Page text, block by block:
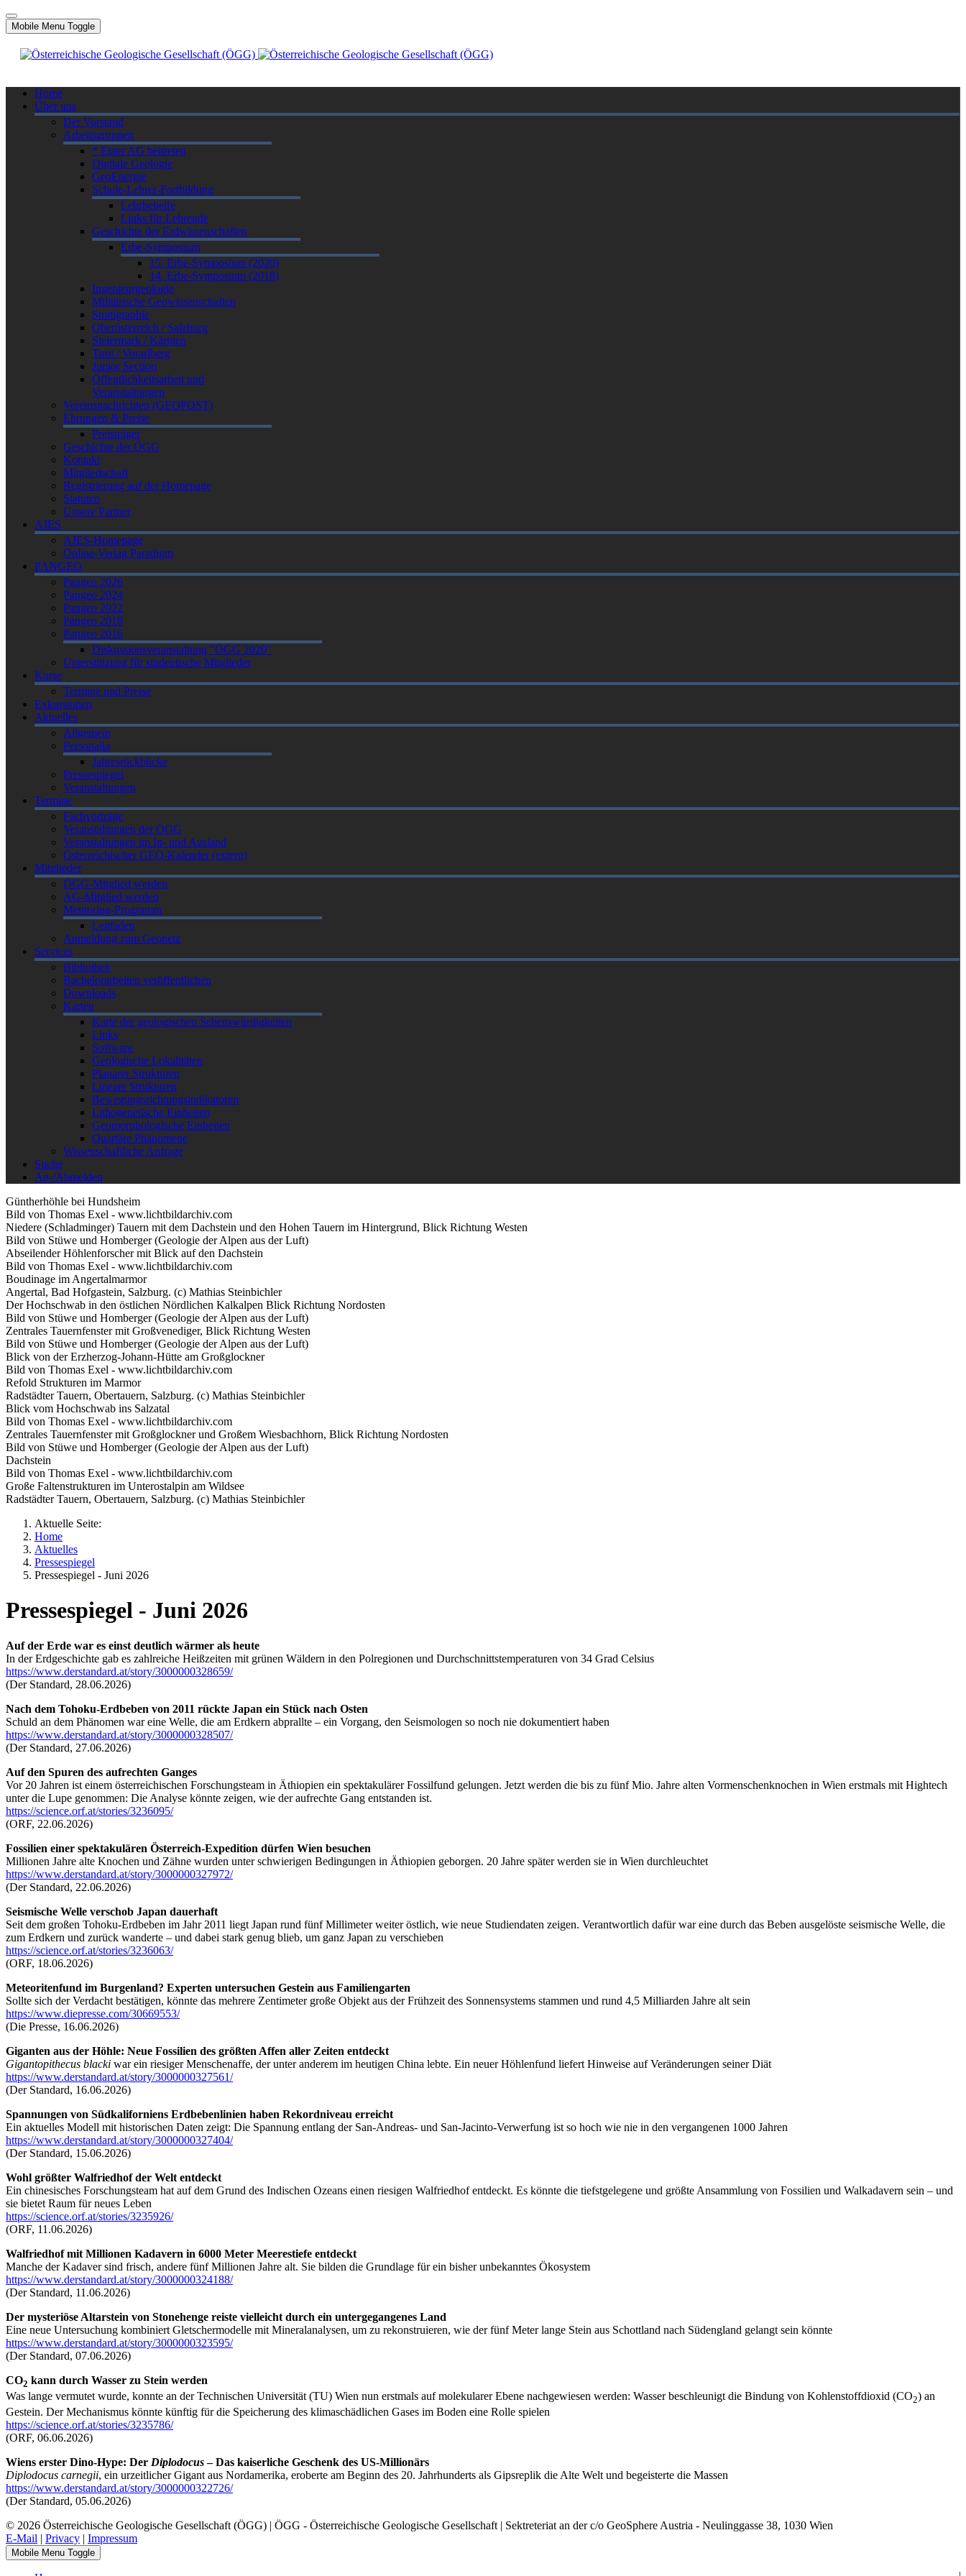
Mobile Menu Toggle
Home
Über uns
Der Vorstand
Arbeitsgruppen
* Einer AG beitreten
Digitale Geologie
GeoEnergie
Schule-Lehrer-Fortbildung
Lehrbehelfe
Links für Lehrende
Geschichte der Erdwissenschaften
Erbe-Symposium
15. Erbe-Symposium (2020)
14. Erbe-Symposium (2018)
Ingenieurgeologie
Militärische Geowissenschaften
Stratigraphie
Oberösterreich / Salzburg
Steiermark / Kärnten
Tirol / Vorarlberg
Junior Section
Öffentlichkeitsarbeit und
Veranstaltungen
Vereinsnachrichten (GEOPOST)
Ehrungen & Preise
Preisträger
Geschichte der ÖGG
Kontakt
Mitgliedschaft
Registrierung auf der Homepage
Statuten
Unsere Partner
AJES
AJES-Homepage
Online-Verlag Paradigm
PANGEO
Pangeo 2026
Pangeo 2024
Pangeo 2022
Pangeo 2018
Pangeo 2016
Diskussionsveranstaltung "ÖGG 2020"
Unterstützung für studentische Mitglieder
Kurse
Termine und Preise
Exkursionen
Aktuelles
Allgemein
Personalia
Jahresrückblicke
Pressespiegel
Veranstaltungen
Termine
Fachvorträge
Veranstaltungen der ÖGG
Veranstaltungen im In- und Ausland
Österreichischer GEO-Kalender (extern)
Mitglieder
ÖGG-Mitglied werden
AG-Mitglied werden
Mentoring-Programm
Leitfaden
Anmeldung zum Geonetz
Services
Bibliothek
Bachelorarbeiten veröffentlichen
Downloads
Karten
Karte der geologischen Sehenswürdigkeiten
Links
Software
Geologische Lokalitäten
Planarer Strukturen
Lineare Strukturen
Bewegungsrichtungsindikatoren
Lithogenetische Einheiten
Geomorphologische Einheiten
Quartäre Phänomene
Wissenschaftliche Anfrage
Suche
An-/Abmelden
Güntherhöhle bei Hundsheim
Bild von Thomas Exel - www.lichtbildarchiv.com
Niedere (Schladminger) Tauern mit dem Dachstein und den Hohen Tauern im Hintergrund, Blick Richtung Westen
Bild von Stüwe und Homberger (Geologie der Alpen aus der Luft)
Abseilender Höhlenforscher mit Blick auf den Dachstein
Bild von Thomas Exel - www.lichtbildarchiv.com
Boudinage im Angertalmarmor
Angertal, Bad Hofgastein, Salzburg. (c) Mathias Steinbichler
Der Hochschwab in den östlichen Nördlichen Kalkalpen Blick Richtung Nordosten
Bild von Stüwe und Homberger (Geologie der Alpen aus der Luft)
Zentrales Tauernfenster mit Großvenediger, Blick Richtung Westen
Bild von Stüwe und Homberger (Geologie der Alpen aus der Luft)
Blick von der Erzherzog-Johann-Hütte am Großglockner
Bild von Thomas Exel - www.lichtbildarchiv.com
Refold Strukturen im Marmor
Radstädter Tauern, Obertauern, Salzburg. (c) Mathias Steinbichler
Blick vom Hochschwab ins Salzatal
Bild von Thomas Exel - www.lichtbildarchiv.com
Zentrales Tauernfenster mit Großglockner und Großem Wiesbachhorn, Blick Richtung Nordosten
Bild von Stüwe und Homberger (Geologie der Alpen aus der Luft)
Dachstein
Bild von Thomas Exel - www.lichtbildarchiv.com
Große Faltenstrukturen im Unterostalpin am Wildsee
Radstädter Tauern, Obertauern, Salzburg. (c) Mathias Steinbichler
Aktuelle Seite:
Home
Aktuelles
Pressespiegel
Pressespiegel - Juni 2026
Pressespiegel - Juni 2026
Auf der Erde war es einst deutlich wärmer als heute
In der Erdgeschichte gab es zahlreiche Heißzeiten mit grünen Wäldern in den Polregionen und Durchschnittstemperaturen von 34 Grad Celsius
https://www.derstandard.at/story/3000000328659/
(Der Standard, 28.06.2026)
Nach dem Tohoku-Erdbeben von 2011 rückte Japan ein Stück nach Osten
Schuld an dem Phänomen war eine Welle, die am Erdkern abprallte – ein Vorgang, den Seismologen so noch nie dokumentiert haben
https://www.derstandard.at/story/3000000328507/
(Der Standard, 27.06.2026)
Auf den Spuren des aufrechten Ganges
Vor 20 Jahren ist einem österreichischen Forschungsteam in Äthiopien ein spektakulärer Fossilfund gelungen. Jetzt werden die bis zu fünf Mio. Jahre alten Vormenschenknochen in Wien erstmals mit Hightech
unter die Lupe genommen: Die Analyse könnte zeigen, wie der aufrechte Gang entstanden ist.
https://science.orf.at/stories/3236095/
(ORF, 22.06.2026)
Fossilien einer spektakulären Österreich-Expedition dürfen Wien besuchen
Millionen Jahre alte Knochen und Zähne wurden unter schwierigen Bedingungen in Äthiopien geborgen. 20 Jahre später werden sie in Wien durchleuchtet
https://www.derstandard.at/story/3000000327972/
(Der Standard, 22.06.2026)
Seismische Welle verschob Japan dauerhaft
Seit dem großen Tohoku-Erdbeben im Jahr 2011 liegt Japan rund fünf Millimeter weiter östlich, wie neue Studiendaten zeigen. Verantwortlich dafür war eine durch das Beben ausgelöste seismische Welle, die
zum Erdkern und zurück wanderte – und dabei stark genug blieb, um ganz Japan zu verschieben
https://science.orf.at/stories/3236063/
(ORF, 18.06.2026)
Meteoritenfund im Burgenland? Experten untersuchen Gestein aus Familiengarten
Sollte sich der Verdacht bestätigen, könnte das mehrere Zentimeter große Objekt aus der Frühzeit des Sonnensystems stammen und rund 4,5 Milliarden Jahre alt sein
https://www.diepresse.com/30669553/
(Die Presse, 16.06.2026)
Giganten aus der Höhle: Neue Fossilien des größten Affen aller Zeiten entdeckt
Gigantopithecus blacki war ein riesiger Menschenaffe, der unter anderem im heutigen China lebte. Ein neuer Höhlenfund liefert Hinweise auf Veränderungen seiner Diät
https://www.derstandard.at/story/3000000327561/
(Der Standard, 16.06.2026)
Spannungen von Südkaliforniens Erdbebenlinien haben Rekordniveau erreicht
Ein aktuelles Modell mit historischen Daten zeigt: Die Spannung entlang der San-Andreas- und San-Jacinto-Verwerfung ist so hoch wie nie in den vergangenen 1000 Jahren
https://www.derstandard.at/story/3000000327404/
(Der Standard, 15.06.2026)
Wohl größter Walfriedhof der Welt entdeckt
Ein chinesisches Forschungsteam hat auf dem Grund des Indischen Ozeans einen riesigen Walfriedhof entdeckt. Es könnte die tiefstgelegene und größte Ansammlung von Fossilien und Walkadavern sein – und
sie bietet Raum für neues Leben
https://science.orf.at/stories/3235926/
(ORF, 11.06.2026)
Walfriedhof mit Millionen Kadavern in 6000 Meter Meerestiefe entdeckt
Manche der Kadaver sind frisch, andere fünf Millionen Jahre alt. Sie bilden die Grundlage für ein bisher unbekanntes Ökosystem
https://www.derstandard.at/story/3000000324188/
(Der Standard, 11.06.2026)
Der mysteriöse Altarstein von Stonehenge reiste vielleicht durch ein untergegangenes Land
Eine neue Untersuchung kombiniert Gletschermodelle mit Mineralanalysen, um zu rekonstruieren, wie der fünf Meter lange Stein aus Schottland nach Südengland gelangt sein könnte
https://www.derstandard.at/story/3000000323595/
(Der Standard, 07.06.2026)
CO2 kann durch Wasser zu Stein werden
Was lange vermutet wurde, konnte an der Technischen Universität (TU) Wien nun erstmals auf molekularer Ebene nachgewiesen werden: Wasser beschleunigt die Bindung von Kohlenstoffdioxid (CO2) an
Gestein. Der Mechanismus könnte künftig für die Speicherung des klimaschädlichen Gases im Boden eine Rolle spielen
https://science.orf.at/stories/3235786/
(ORF, 06.06.2026)
Wiens erster Dino-Hype: Der Diplodocus– Das kaiserliche Geschenk des US-Millionärs
Diplodocus carnegii, ein urzeitlicher Gigant aus Nordamerika, eroberte am Beginn des 20. Jahrhunderts als Gipsreplik die Alte Welt und begeisterte die Massen
https://www.derstandard.at/story/3000000322726/
(Der Standard, 05.06.2026)
© 2026 Österreichische Geologische Gesellschaft (ÖGG) | ÖGG - Österreichische Geologische Gesellschaft | Sektreteriat an der c/o GeoSphere Austria - Neulinggasse 38, 1030 Wien
E-Mail | Privacy | Impressum
Mobile Menu Toggle